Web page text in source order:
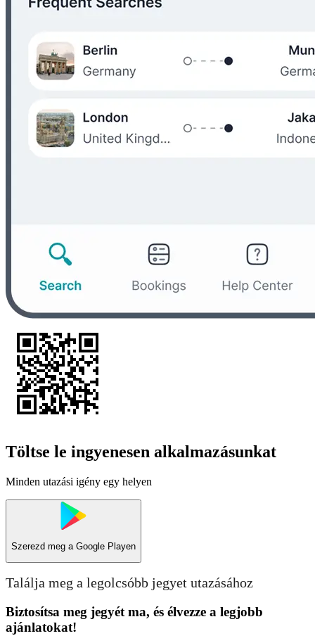
Töltse le ingyenesen alkalmazásunkat
Minden utazási igény egy helyen
Szerezd meg a Google Playen
Találja meg a legolcsóbb jegyet utazásához
Biztosítsa meg jegyét ma, és élvezze a legjobb
ajánlatokat!